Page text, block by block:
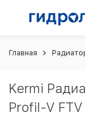
Главная
Kermi
Profil-V